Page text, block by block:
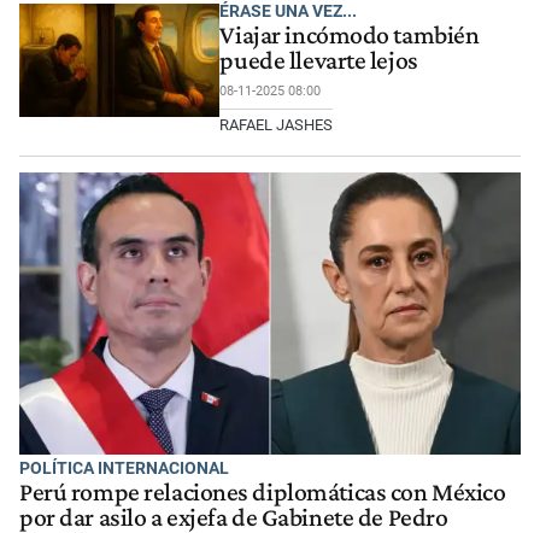
ÉRASE UNA VEZ...
Viajar incómodo también
puede llevarte lejos
08-11-2025 08:00
RAFAEL JASHES
POLÍTICA INTERNACIONAL
Perú rompe relaciones diplomáticas con México
por dar asilo a exjefa de Gabinete de Pedro